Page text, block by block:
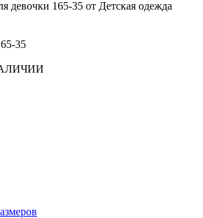
35